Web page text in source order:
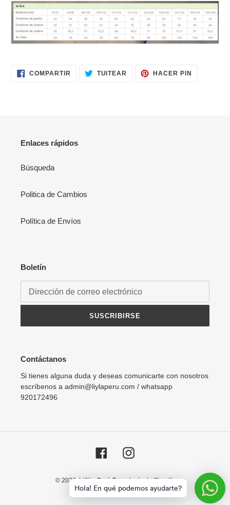
producto
tu
carrito
COMPARTIR COMPARTIRTUITEAR TUITEARHACER PIN
Enlaces rápidos
Búsqueda
Politica de Cambios
Política de Envíos
Boletín
SUSCRIBIRSE
Contáctanos
Si tienes alguna duda y deseas comunicarte con nosotros
escríbenos a admin@liylaperu.com / whatsapp
920172496
FacebookInstagram
© 2026,Li&La Perú Tecnología de Shopify
Hola! En qué podemos ayudarte?